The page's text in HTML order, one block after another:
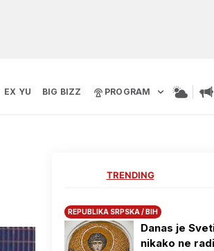
EX YU BIG BIZZ PROGRAM
TRENDING
REPUBLIKA SRPSKA / BIH
Danas je
nikako ne